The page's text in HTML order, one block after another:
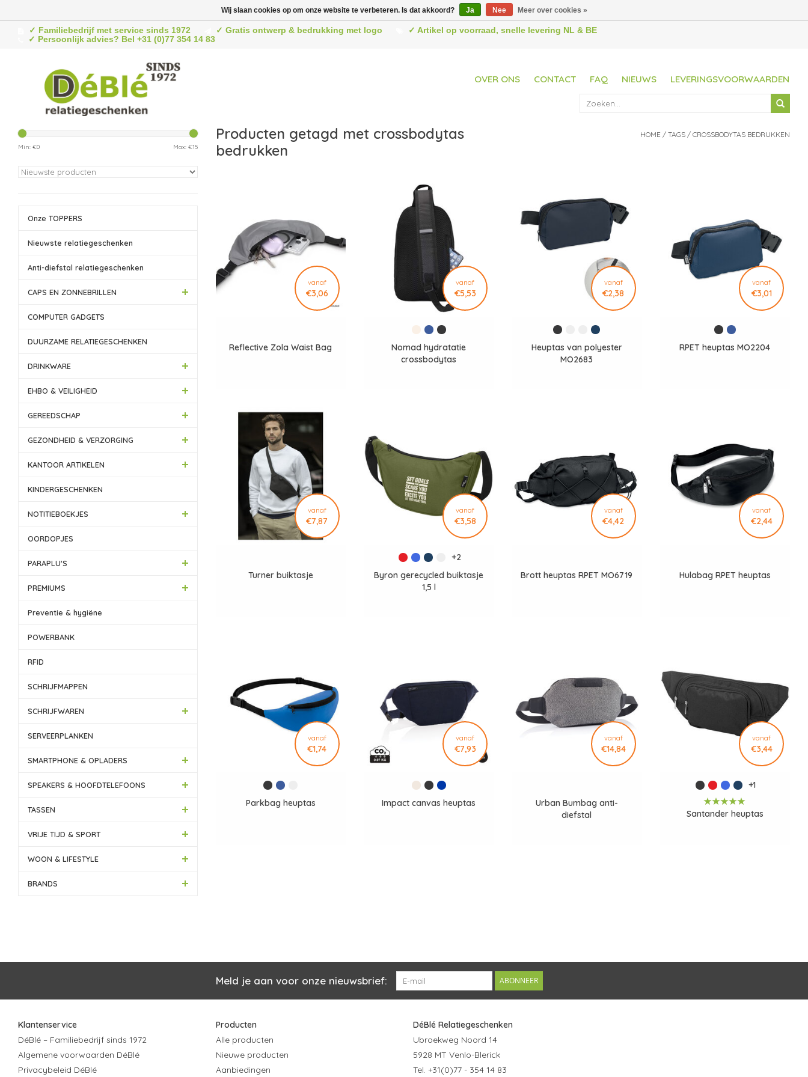
✓ Familiebedrijf met service sinds 1972 ✓ Gratis ontwerp & bedrukking met logo
✓ Artikel op voorraad, snelle levering NL & BE
✓ Persoonlijk advies? Bel +31 (0)77 354 14 83
OVER ONS CONTACT FAQ NIEUWS LEVERINGSVOORWAARDEN
Min: €0 Max: €15
Onze TOPPERS
Nieuwste relatiegeschenken
Anti-diefstal relatiegeschenken
CAPS EN ZONNEBRILLEN
COMPUTER GADGETS
DUURZAME RELATIEGESCHENKEN
DRINKWARE
EHBO & VEILIGHEID
GEREEDSCHAP
GEZONDHEID & VERZORGING
KANTOOR ARTIKELEN
KINDERGESCHENKEN
NOTITIEBOEKJES
OORDOPJES
PARAPLU'S
PREMIUMS
Preventie & hygiëne
POWERBANK
RFID
SCHRIJFMAPPEN
SCHRIJFWAREN
SERVEERPLANKEN
SMARTPHONE & OPLADERS
SPEAKERS & HOOFDTELEFOONS
TASSEN
VRIJE TIJD & SPORT
WOON & LIFESTYLE
BRANDS
Producten getagd met crossbodytas
bedrukken
HOME / TAGS / CROSSBODYTAS BEDRUKKEN
vanaf
€3,06
Reflective Zola Waist Bag
vanaf
€5,53
Nomad hydratatie
crossbodytas
vanaf
€2,38
Heuptas van polyester
MO2683
vanaf
€3,01
RPET heuptas MO2204
vanaf
€7,87
Turner buiktasje
vanaf
€3,58
+2
Byron gerecycled buiktasje
1,5 l
vanaf
€4,42
Brott heuptas RPET MO6719
vanaf
€2,44
Hulabag RPET heuptas
vanaf
€1,74
Parkbag heuptas
vanaf
€7,93
Impact canvas heuptas
vanaf
€14,84
Urban Bumbag anti-
diefstal
vanaf
€3,44
+1
Santander heuptas
Meld je aan voor onze nieuwsbrief: ABONNEER
Klantenservice
DéBlé – Familiebedrijf sinds 1972
Algemene voorwaarden DéBlé
Privacybeleid DéBlé
Producten
Alle producten
Nieuwe producten
Aanbiedingen
DéBlé Relatiegeschenken
Ubroekweg Noord 14
5928 MT Venlo-Blerick
Tel. +31(0)77 - 354 14 83
Wij slaan cookies op om onze website te verbeteren. Is dat akkoord? Ja Nee Meer over cookies »